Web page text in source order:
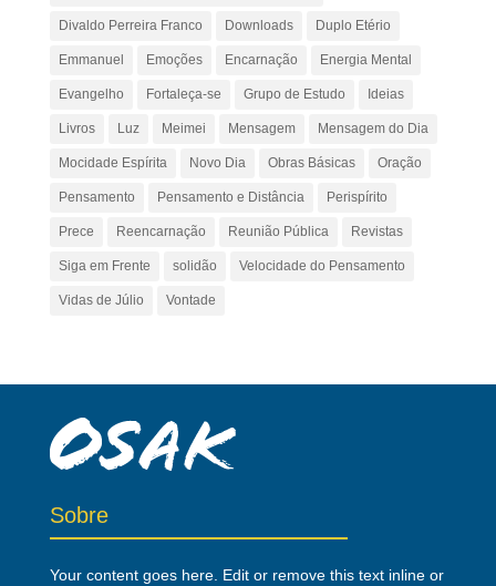
Divaldo Perreira Franco Downloads Duplo Etério
Emmanuel Emoções Encarnação Energia Mental
Evangelho Fortaleça-se Grupo de Estudo Ideias
Livros Luz Meimei Mensagem Mensagem do Dia
Mocidade Espírita Novo Dia Obras Básicas Oração
Pensamento Pensamento e Distância Perispírito
Prece Reencarnação Reunião Pública Revistas
Siga em Frente solidão Velocidade do Pensamento
Vidas de Júlio Vontade
Sobre
Your content goes here. Edit or remove this text inline or